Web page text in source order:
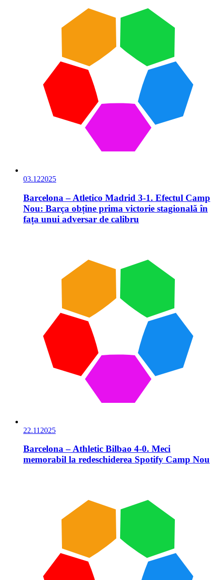
03.122025
Barcelona – Atletico Madrid 3-1. Efectul Camp
Nou: Barça obține prima victorie stagională în
fața unui adversar de calibru
22.11 2025
Barcelona – Athletic Bilbao 4-0. Meci
memorabil la redeschiderea Spotify Camp Nou